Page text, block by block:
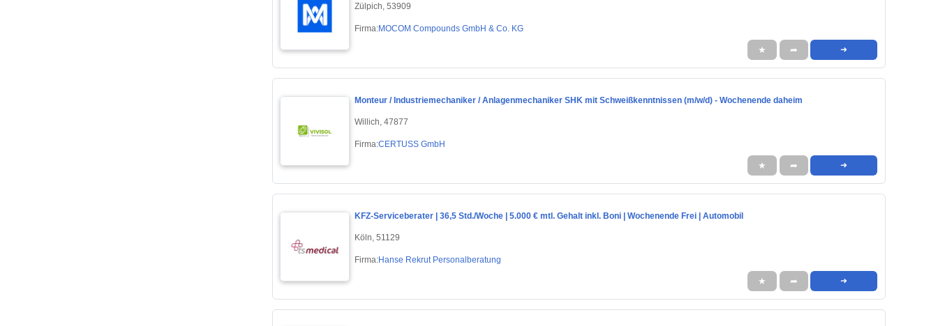
Zülpich, 53909
Firma:MOCOM Compounds GmbH & Co. KG
★ ➦ ➜
Monteur / Industriemechaniker / Anlagenmechaniker SHK mit Schweißkenntnissen (m/w/d) - Wochenende daheim
Willich, 47877
Firma:CERTUSS GmbH
★ ➦ ➜
KFZ-Serviceberater | 36,5 Std./Woche | 5.000 € mtl. Gehalt inkl. Boni | Wochenende Frei | Automobil
Köln, 51129
Firma:Hanse Rekrut Personalberatung
★ ➦ ➜